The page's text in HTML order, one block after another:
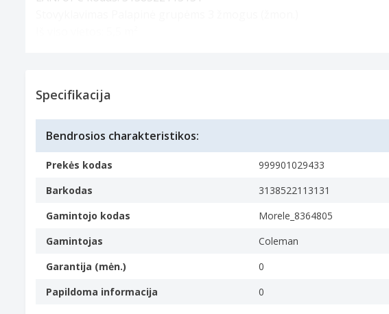
Žalia, Pilka
Specifikacijos
Rėmo tipas
Kietas rėmas
Iš viso vietos
5,5 m²
3,8 m²
Gyvenamoji erdvė
Tento audinio atsparumo vandeniui kategorija
6 m
Specifikacija
Bendrosios charakteristikos:
Prekės kodas
999901029433
Barkodas
3138522113131
Gamintojo kodas
Morele_8364805
Gamintojas
Coleman
Garantija (mėn.)
0
Papildoma informacija
0